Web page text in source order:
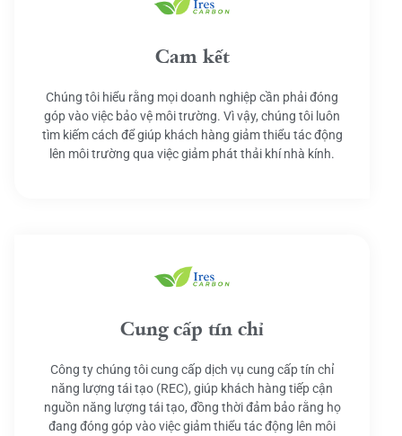
Cam kết
Chúng tôi hiểu rằng mọi doanh nghiệp cần phải đóng
góp vào việc bảo vệ môi trường. Vì vậy, chúng tôi luôn
tìm kiếm cách để giúp khách hàng giảm thiểu tác động
lên môi trường qua việc giảm phát thải khí nhà kính.
Cung cấp tín chỉ
Công ty chúng tôi cung cấp dịch vụ cung cấp tín chỉ
năng lượng tái tạo (REC), giúp khách hàng tiếp cận
nguồn năng lượng tái tạo, đồng thời đảm bảo rằng họ
đang đóng góp vào việc giảm thiểu tác động lên môi